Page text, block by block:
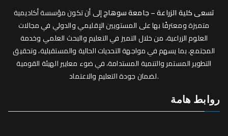
تسعى كلية الزراعة – جامعة سوهاجإلى أن تكون مؤسسة أكاديمية
متميزة ومعترفًا بها على المستويين الإقليمي والدولي في مجالات
العلوم الزراعية، من خلال التميز في التعليم والبحث العلمي وخدمة
المجتمع، بما يسهم في مواجهة التحديات الحالية والمستقبلية، وتحقيق
التطوير المستمر والتنمية المستدامة، في ضوء معايير الهيئة القومية
لضمان جودة التعليم والاعتماد.
روابط هامة